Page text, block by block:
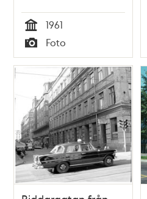
Tid
1961
Typ
Foto